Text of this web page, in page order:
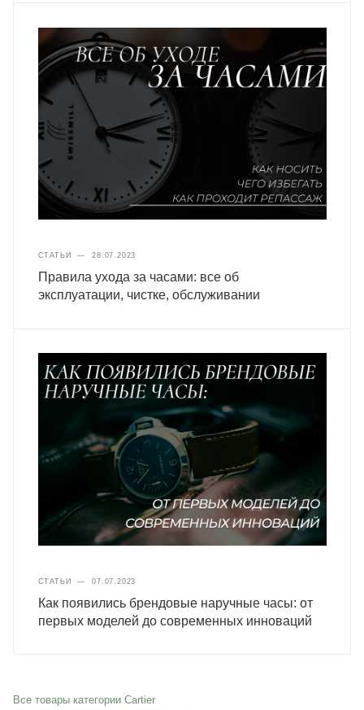
СТАТЬИ — 28.07.2023
Правила ухода за часами: все об
эксплуатации, чистке, обслуживании
СТАТЬИ — 07.07.2023
Как появились брендовые наручные часы: от
первых моделей до современных инноваций
Все товары категории Cartier